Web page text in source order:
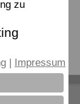
zu
Impressum